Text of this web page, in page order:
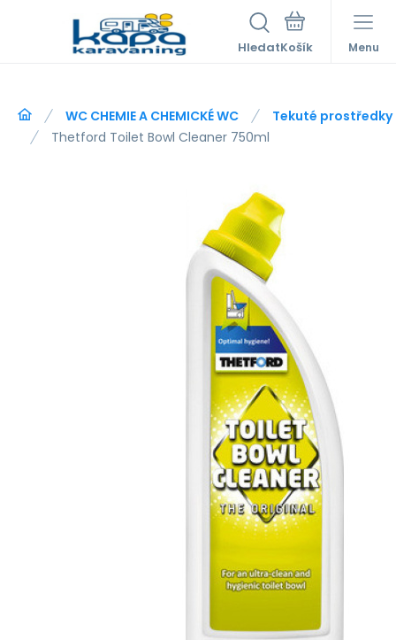
Hledat Menu
WC CHEMIE A CHEMICKÉ WC
Tekuté prostředky
Thetford Toilet Bowl Cleaner 750ml